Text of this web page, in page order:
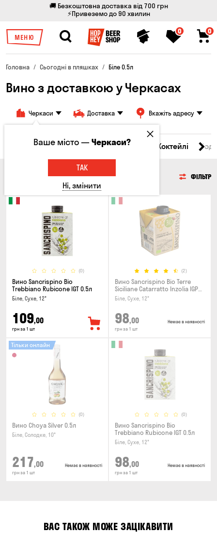
🚚 Безкоштовна доставка від 700 грн
⚡Привеземо до 90 хвилин
МЕНЮ
0 0
Головна Сьогодні в пляшках Біле 0.5л
Вино з доставкою у Черкасах
Черкаси Доставка Вкажіть адресу
Пиво Сидр Вино Віскі Коктейлі
ФІЛЬТР
(0)
Вино Sancrispino Bio
Trebbiano Rubicone IGT 0.5л
Біле, Сухе, 12°
109,00
грн за 1 шт
(2)
Вино Sancrispino Bio Terre
Siciliane Catarratto Inzolia IGP
0.5л
Біле, Сухе, 12°
98,00
грн за 1 шт
Немає в наявності
(0)
Тільки онлайн
Вино Choya Silver 0.5л
Біле, Солодке, 10°
217,00
грн за 1 шт
Немає в наявності
(0)
Вино Sancrispino Bio
Trebbiano Rubicone IGT 0.5л
Біле, Сухе, 12°
98,00
грн за 1 шт
Немає в наявності
ВАС ТАКОЖ МОЖЕ ЗАЦІКАВИТИ
Ваше місто —Черкаси?
ТАК
Ні, змінити